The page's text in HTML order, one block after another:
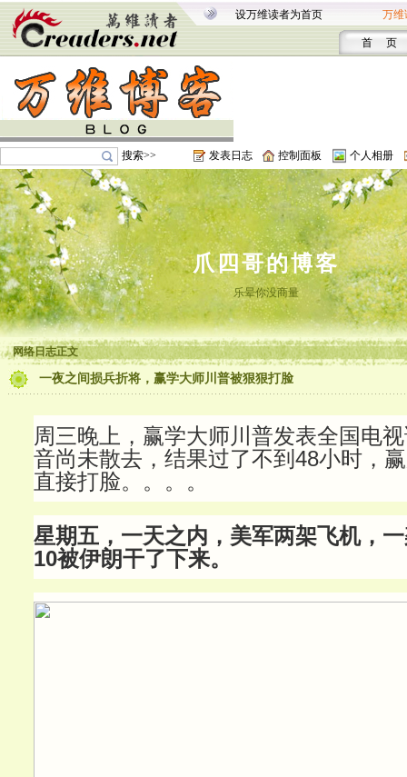
设万维读者为首页 万维
首 页
搜索>> 发表日志 控制面板 个人相册
爪四哥的博客
乐晕你没商量
网络日志正文
一夜之间损兵折将，赢学大师川普被狠狠打脸
周三晚上，赢学大师川普发表全国电
音尚未散去，结果过了不到48小时，
直接打脸。。。。
星期五，一天之内，美军两架飞机，
10被伊朗干了下来。